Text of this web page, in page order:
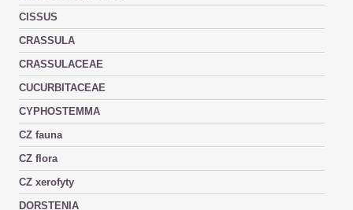
CISSUS
CRASSULA
CRASSULACEAE
CUCURBITACEAE
CYPHOSTEMMA
CZ fauna
CZ flora
CZ xerofyty
DORSTENIA